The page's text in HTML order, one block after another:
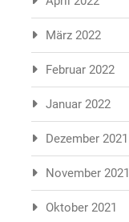
März 2022
Februar 2022
Januar 2022
Dezember 2021
November 2021
Oktober 2021